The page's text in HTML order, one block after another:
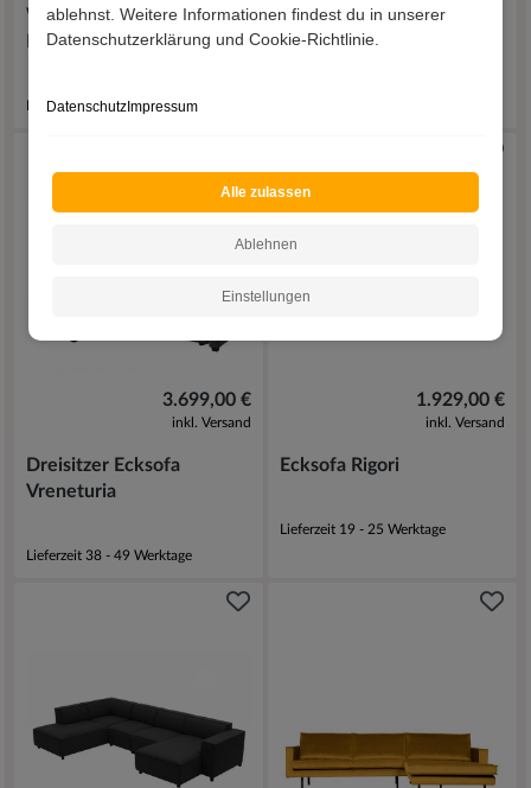
ablehnst. Weitere Informationen findest du in unserer
Datenschutzerklärung und Cookie-Richtlinie.
DatenschutzImpressum
Alle zulassen
Ablehnen
Einstellungen
Wohnzimmer Couch Cord
Mada
Lieferzeit 13 - 17 Werktage
Polsterecke Limella
3.699,00 €
inkl. Versand
Dreisitzer Ecksofa
Vreneturia
Lieferzeit 38 - 49 Werktage
1.929,00 €
inkl. Versand
Ecksofa Rigori
Lieferzeit 19 - 25 Werktage